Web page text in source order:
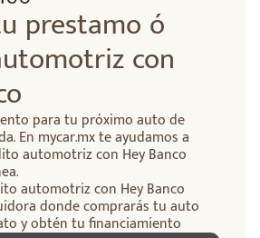
prestamo ó
con
para tu próximo auto de
En mycar.mx te ayudamos a
automotriz con Hey Banco
automotriz con Hey Banco
donde comprarás tu auto
y obtén tu financiamiento